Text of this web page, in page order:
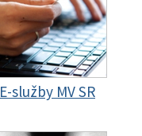
E-služby MV SR